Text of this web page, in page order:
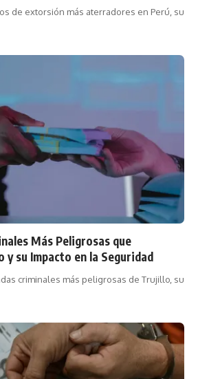
de extorsión más aterradores en Perú, su
Más Peligrosas que
su Impacto en la Seguridad
criminales más peligrosas de Trujillo, su